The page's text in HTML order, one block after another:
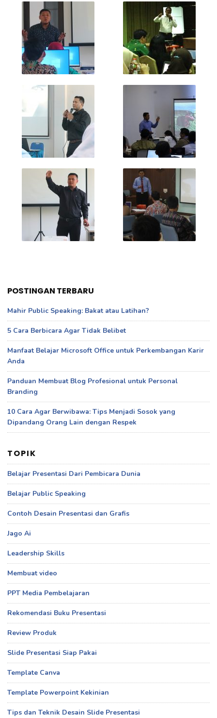
POSTINGAN TERBARU
Mahir Public Speaking: Bakat atau Latihan?
5 Cara Berbicara Agar Tidak Belibet
Manfaat Belajar Microsoft Office untuk Perkembangan Karir
Anda
Panduan Membuat Blog Profesional untuk Personal
Branding
10 Cara Agar Berwibawa: Tips Menjadi Sosok yang
Dipandang Orang Lain dengan Respek
TOPIK
Belajar Presentasi Dari Pembicara Dunia
Belajar Public Speaking
Contoh Desain Presentasi dan Grafis
Jago Ai
Leadership Skills
Membuat video
PPT Media Pembelajaran
Rekomendasi Buku Presentasi
Review Produk
Slide Presentasi Siap Pakai
Template Canva
Template Powerpoint Kekinian
Tips dan Teknik Desain Slide Presentasi